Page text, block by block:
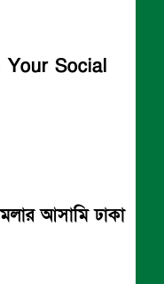
Social
আসামি ঢাকা